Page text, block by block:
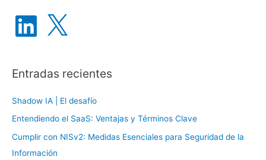
p
r
L
n
Entradas recientes
Shadow IA | El desafío
Entendiendo el SaaS: Ventajas y Términos Clave
Cumplir con NISv2: Medidas Esenciales para Seguridad de la
Información